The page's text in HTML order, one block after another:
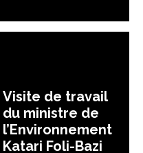
Visite de travail
du ministre de
l’Environnement
Katari Foli-Bazi